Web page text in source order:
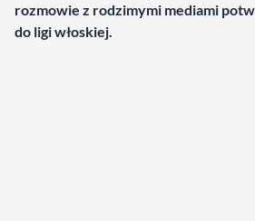
rozmowie z rodzimymi mediami
do ligi włoskiej.